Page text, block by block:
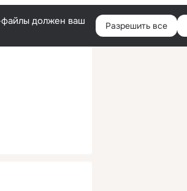
Войти
файлы должен ваш
Разрешить все